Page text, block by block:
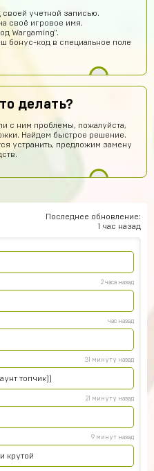
учетной записью.
своё игровое имя.
Wargaming".
бонус-код в специальное поле
делать?
с ним проблемы, пожалуйста,
Найдем быстрое решение.
устранить, предложим замену
Последнее обновление:
1 час назад
8 часов назад
сразу после оплаты
гемов длали промокод
Я апж не поверил
2 часа назад
час назад
31 минуту назад
топчик))
21 минуту назад
9 минут назад
крутой